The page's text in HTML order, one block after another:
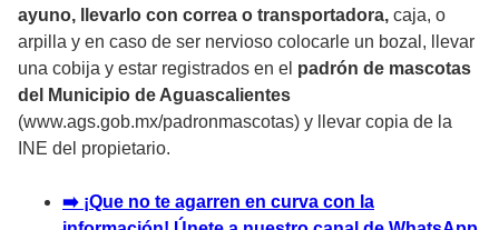
ayuno, llevarlo con correa o transportadora, caja, o
arpilla y en caso de ser nervioso colocarle un bozal, llevar
una cobija y estar registrados en el padrón de mascotas
del Municipio de Aguascalientes
(www.ags.gob.mx/padronmascotas) y llevar copia de la
INE del propietario.
➡️ ¡Que no te agarren en curva con la